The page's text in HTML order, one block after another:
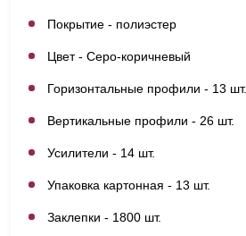
Покрытие - полиэстер
Цвет - Серо-коричневый
Горизонтальные профили - 13 шт.
Вертикальные профили - 26 шт.
Усилители - 14 шт.
Упаковка картонная - 13 шт.
Заклепки - 1800 шт.